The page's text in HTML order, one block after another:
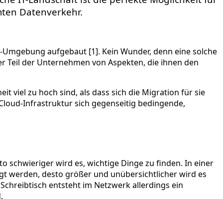
Datenverkehr.
aufgebaut [1]. Kein Wunder, denn eine solche
der Unternehmen von Aspekten, die ihnen den
viel zu hoch sind, als dass sich die Migration für sie
Infrastruktur sich gegenseitig bedingende,
schwieriger wird es, wichtige Dinge zu finden. In einer
werden, desto größer und unübersichtlicher wird es
entsteht im Netzwerk allerdings ein